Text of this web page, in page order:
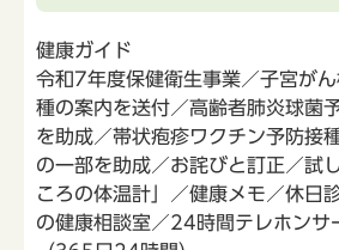
健康ガイド
令和7年度保健衛生事業／子宮が
種の案内を送付／高齢者肺炎球菌
を助成／帯状疱疹ワクチン予防接
の一部を助成／お詫びと訂正／試
ころの体温計」／健康メモ／休日
の健康相談室／24時間テレホンサ